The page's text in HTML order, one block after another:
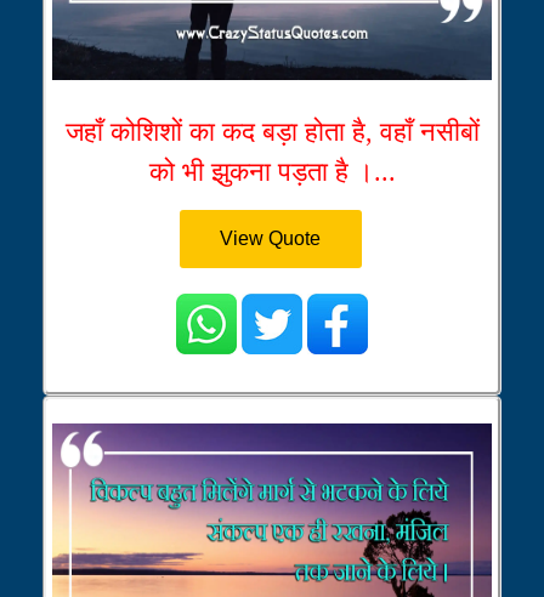
जहाँ कोशिशों का कद बड़ा होता है, वहाँ नसीबों
को भी झुकना पड़ता है ।...
View Quote